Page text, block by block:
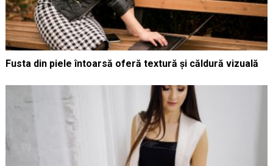
Fusta din piele întoarsă oferă textură și căldură vizuală